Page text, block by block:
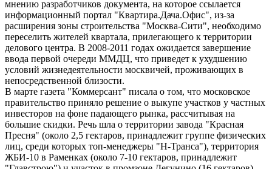
мнению разработчиков документа, на которое ссылается
информационный портал "Квартира.Дача.Офис", из-за
расширения зоны строительства "Москва-Сити", необходимо
переселить жителей квартала, прилегающего к территории
делового центра. В 2008-2011 годах ожидается завершение
ввода первой очереди ММДЦ, что приведет к ухудшению
условий жизнедеятельности москвичей, проживающих в
непосредственной близости.
В марте газета "Коммерсант" писала о том, что московское
правительство приняло решение о выкупе участков у частных
инвесторов на фоне падающего рынка, рассчитывая на
большие скидки. Речь шла о территории завода "Красная
Пресня" (около 2,5 гектаров, принадлежит группе физических
лиц, среди которых топ-менеджеры "Н-Транса"), территория
ЖБИ-10 в Раменках (около 7-10 гектаров, принадлежит